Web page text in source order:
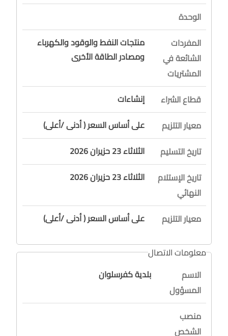
الوحدة
المفردات
الشائعة في
المشتريات
منتجات النفط والوقود والكهرباء
ومصادر الطاقة الأخرى
قطاع الشراء
إنشاءات
معيار التلزيم
على أساس السعر ( أدنى /أعلى)
تاريخ التسليم
الثلاثاء 23 حزيران 2026
تاريخ الإستلام
النهائي
الثلاثاء 23 حزيران 2026
معيار التلزيم على أساس السعر ( أدنى /أعلى)
معلومات الاتصال
الاسم
المسؤول
بلدية كفرسلوان
منصب
الشخص